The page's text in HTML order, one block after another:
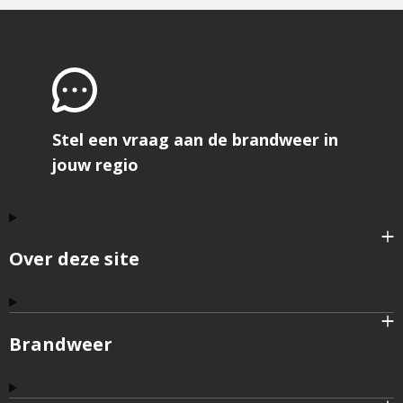
pagina
Over deze site
Brandweer
Stel een vraag aan de brandweer in
jouw regio